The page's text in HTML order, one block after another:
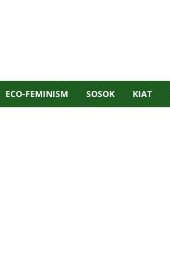
ECO-FEMINISM SOSOK KIAT